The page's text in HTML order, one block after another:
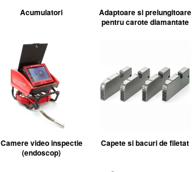
Acumulatori
Adaptoare si prelungitoare
pentru carote diamantate
Camere video inspectie
(endoscop)
Capete si bacuri de filetat